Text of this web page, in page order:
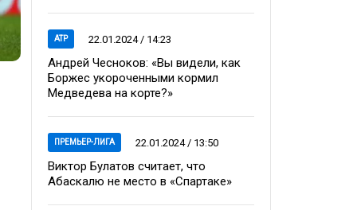
ATP 22.01.2024 / 14:23
Андрей Чесноков: «Вы видели, как
Боржес укороченными кормил
Медведева на корте?»
ПРЕМЬЕР-ЛИГА 22.01.2024 / 13:50
Виктор Булатов считает, что
Абаскалю не место в «Спартаке»